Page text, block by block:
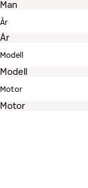
År
Modell
Motor